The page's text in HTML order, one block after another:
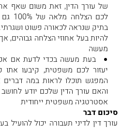
של עורך הדין, זאת משום שאף
לכם
בתיק שנראה לכאורה פשוט
להיות בעל אחוזי הצלחה גבוהים,
מעשה
בעת מעשה בכדי לדעת אם
יעזור לכם משפטית, קיבעו
המפגש תוכלו לראות במה דברים
והאם עורך הדין שלכם יודע
אסטרטגיה משפטית ייחודית
סיכום דבר
עורך דין לדיני תעבורה יכול להועיל